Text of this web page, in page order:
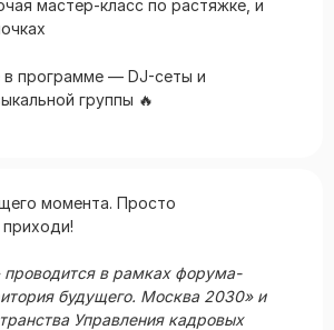
мастер-класс по растяжке, и
в программе — DJ-сеты и
группы 🔥
момента. Просто
приходи!
проводится в рамках форума-
будущего. Москва 2030» и
Управления кадровых